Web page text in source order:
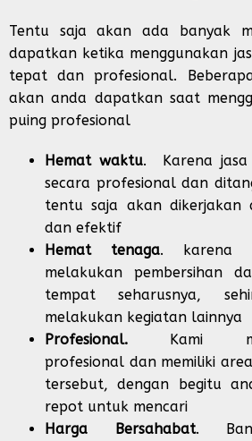
Tentu saja akan ada banyak
dapatkan ketika menggunakan
tepat dan profesional.
akan anda dapatkan saat
puing profesional
Hemat waktu. Karena jasa
secara profesional dan
tentu saja akan dikerjakan
dan efektif
Hemat tenaga. karena
melakukan pembersihan
tempat seharusnya,
melakukan kegiatan lainnya
Profesional. Kami
profesional dan memiliki
tersebut, dengan begitu
repot untuk mencari
Harga Bersahabat.